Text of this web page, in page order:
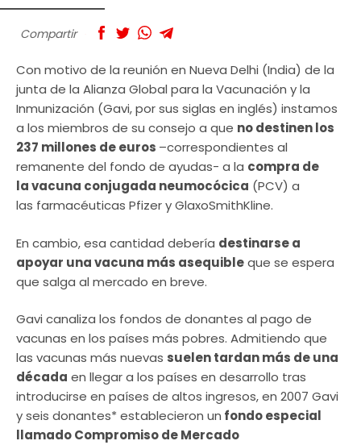
Compartir
Con motivo de la reunión en Nueva Delhi (India) de la
junta de la Alianza Global para la Vacunación y la
Inmunización (Gavi, por sus siglas en inglés) instamos
a los miembros de su consejo a que no destinen los
237 millones de euros –correspondientes al
remanente del fondo de ayudas- a la compra de
lavacuna conjugada neumocócica (PCV) a
las farmacéuticas Pfizer y GlaxoSmithKline.
En cambio, esa cantidad debería destinarse a
apoyar una vacuna más asequibleque se espera
que salga al mercado en breve.
Gavi canaliza los fondos de donantes al pago de
vacunas en los países más pobres. Admitiendo que
las vacunas más nuevas suelen tardan más de una
década en llegar a los países en desarrollo tras
introducirse en países de altos ingresos, en 2007 Gavi
y seis donantes* establecieron un fondo especial
llamado Compromiso de Mercado